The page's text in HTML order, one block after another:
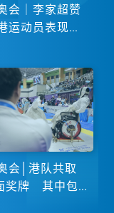
会｜李家超赞
运动员表现卓
会│港队共取
奖牌 其中包